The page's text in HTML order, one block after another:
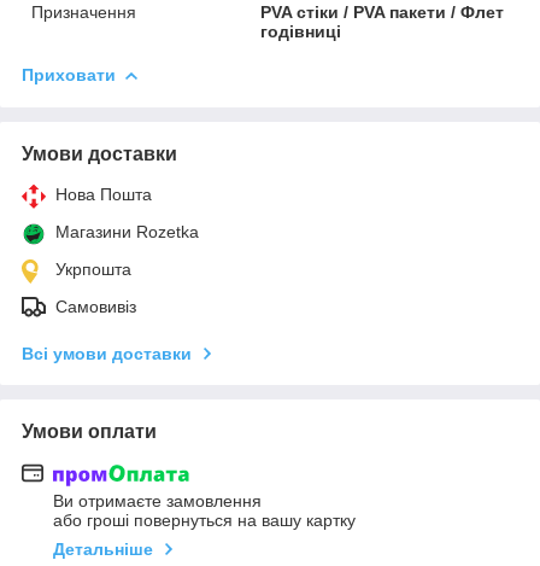
Призначення
PVA стіки / PVA пакети / Флет
годівниці
Приховати
Умови доставки
Нова Пошта
Магазини Rozetka
Укрпошта
Самовивіз
Всі умови доставки
Умови оплати
Ви отримаєте замовлення
або гроші повернуться на вашу картку
Детальніше